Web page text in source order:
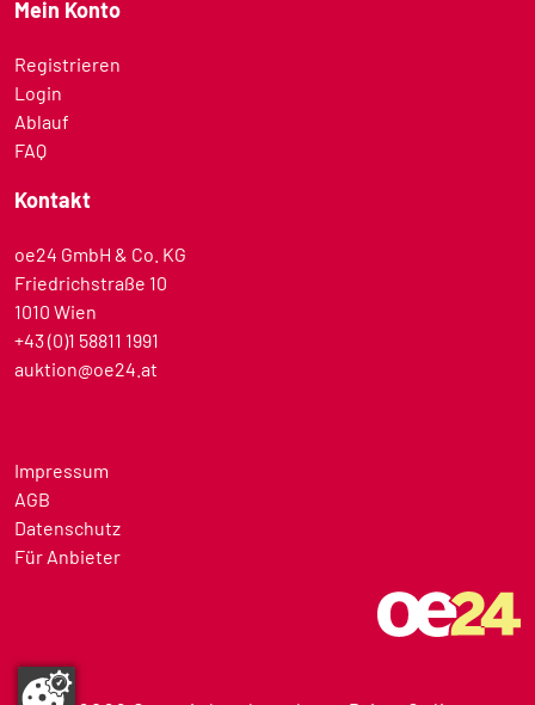
Mein Konto
Registrieren
Login
Ablauf
FAQ
Kontakt
oe24 GmbH & Co. KG
Friedrichstraße 10
1010 Wien
+43 (0)1 58811 1991
auktion@oe24.at
Impressum
AGB
Datenschutz
Für Anbieter